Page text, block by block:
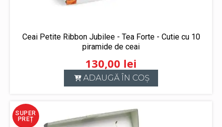
Ceai Petite Ribbon Jubilee - Tea Forte - Cutie cu 10
piramide de ceai
130,00 lei
ADAUGĂ ÎN COȘ
SUPER
PREȚ